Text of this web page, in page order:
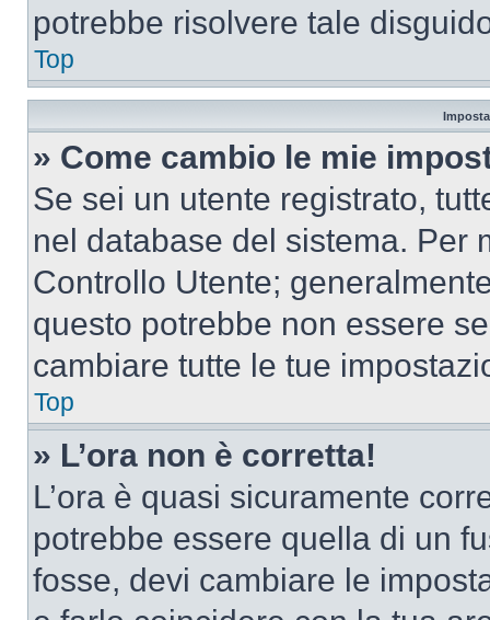
potrebbe risolvere tale
Top
» Come cambio le mie
Se sei un utente registrato,
nel database del sistema. Per
Controllo Utente;
questo potrebbe non essere
cambiare tutte le tue
Top
» L’ora non è corretta!
L’ora è quasi sicuramente
potrebbe essere quella di un
fosse, devi cambiare le